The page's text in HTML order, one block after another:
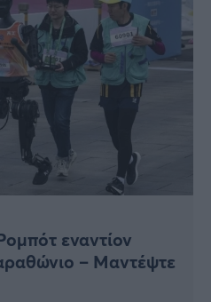
εναντίον
– Μαντέψτε